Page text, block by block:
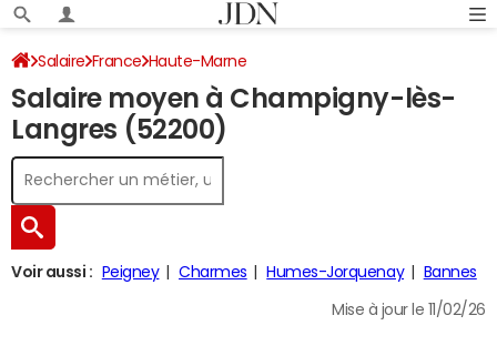
Salaire France Haute-Marne
Salaire moyen à Champigny-lès-
Langres (52200)
Voir aussi : Peigney Charmes Humes-Jorquenay Bannes
Mise à jour le 11/02/26